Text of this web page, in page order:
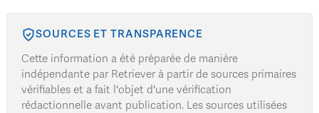
SOURCES ET TRANSPARENCE
Cette information a été préparée de manière
indépendante par Retriever à partir de sources primaires
vérifiables et a fait l'objet d'une vérification
rédactionnelle avant publication. Les sources utilisées